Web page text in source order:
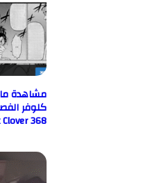
مشاهدة مانجا بلاك
كلوفر الفصل Manga
Black Clover 368